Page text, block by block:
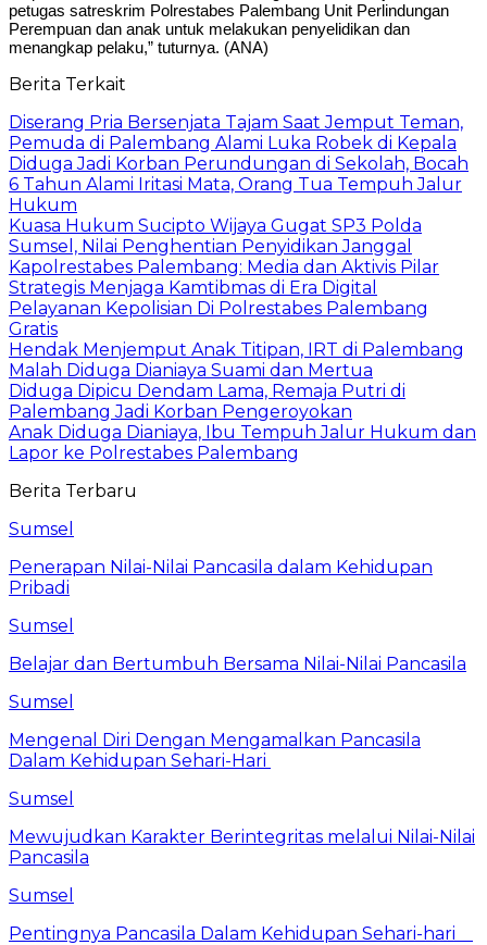
petugas satreskrim Polrestabes Palembang Unit Perlindungan
Perempuan dan anak untuk melakukan penyelidikan dan
menangkap pelaku,” tuturnya. (ANA)
Berita Terkait
Diserang Pria Bersenjata Tajam Saat Jemput Teman,
Pemuda di Palembang Alami Luka Robek di Kepala
Diduga Jadi Korban Perundungan di Sekolah, Bocah
6 Tahun Alami Iritasi Mata, Orang Tua Tempuh Jalur
Hukum
Kuasa Hukum Sucipto Wijaya Gugat SP3 Polda
Sumsel, Nilai Penghentian Penyidikan Janggal
Kapolrestabes Palembang: Media dan Aktivis Pilar
Strategis Menjaga Kamtibmas di Era Digital
Pelayanan Kepolisian Di Polrestabes Palembang
Gratis
Hendak Menjemput Anak Titipan, IRT di Palembang
Malah Diduga Dianiaya Suami dan Mertua
Diduga Dipicu Dendam Lama, Remaja Putri di
Palembang Jadi Korban Pengeroyokan
Anak Diduga Dianiaya, Ibu Tempuh Jalur Hukum dan
Lapor ke Polrestabes Palembang
Berita Terbaru
Sumsel
Penerapan Nilai-Nilai Pancasila dalam Kehidupan
Pribadi
Sumsel
Belajar dan Bertumbuh Bersama Nilai-Nilai Pancasila
Sumsel
Mengenal Diri Dengan Mengamalkan Pancasila
Dalam Kehidupan Sehari-Hari
Sumsel
Mewujudkan Karakter Berintegritas melalui Nilai-Nilai
Pancasila
Sumsel
Pentingnya Pancasila Dalam Kehidupan Sehari-hari